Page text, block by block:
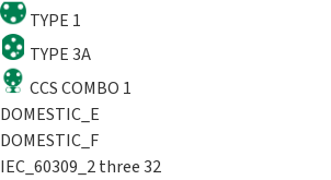
TYPE 1
TYPE 3A
CCS COMBO 1
DOMESTIC_E
DOMESTIC_F
IEC_60309_2 three 32